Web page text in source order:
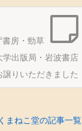
書房・勁草
出版局・岩波書店
りいただきました
まねこ堂の記事一覧